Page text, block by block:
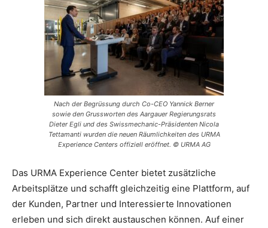
Nach der Begrüssung durch Co-CEO Yannick Berner
sowie den Grussworten des Aargauer Regierungsrats
Dieter Egli und des Swissmechanic-Präsidenten Nicola
Tettamanti wurden die neuen Räumlichkeiten des URMA
Experience Centers offiziell eröffnet. © URMA AG
Das URMA Experience Center bietet zusätzliche
Arbeitsplätze und schafft gleichzeitig eine Plattform, auf
der Kunden, Partner und Interessierte Innovationen
erleben und sich direkt austauschen können. Auf einer